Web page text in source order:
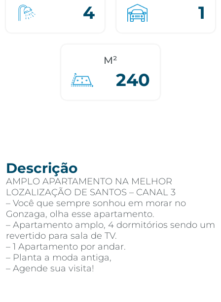
4 1
M²
240
Descrição
AMPLO APARTAMENTO NA MELHOR
LOZALIZAÇÃO DE SANTOS – CANAL 3
– Você que sempre sonhou em morar no
Gonzaga, olha esse apartamento.
– Apartamento amplo, 4 dormitórios sendo um
revertido para sala de TV.
– 1 Apartamento por andar.
– Planta a moda antiga,
– Agende sua visita!